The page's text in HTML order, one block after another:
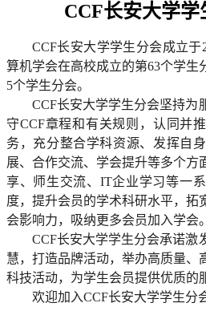
CCF长安大学学
CCF长安大学学生分会成立于
算机学会在高校成立的第63个学生
5个学生分会。
CCF长安大学学生分会坚持为
守CCF章程和有关规则，认同并
务，充分整合学科资源、发挥自
展、合作交流、学会提升等多个方
享、师生交流、IT企业学习等一
度，提升会员的学术科研水平，拓
会影响力，吸纳更多会员加入学会。
CCF长安大学学生分会承诺激
慧，打造品牌活动，举办高质量、
科技活动，为学生会员提供优质的
欢迎加入CCF长安大学学生分